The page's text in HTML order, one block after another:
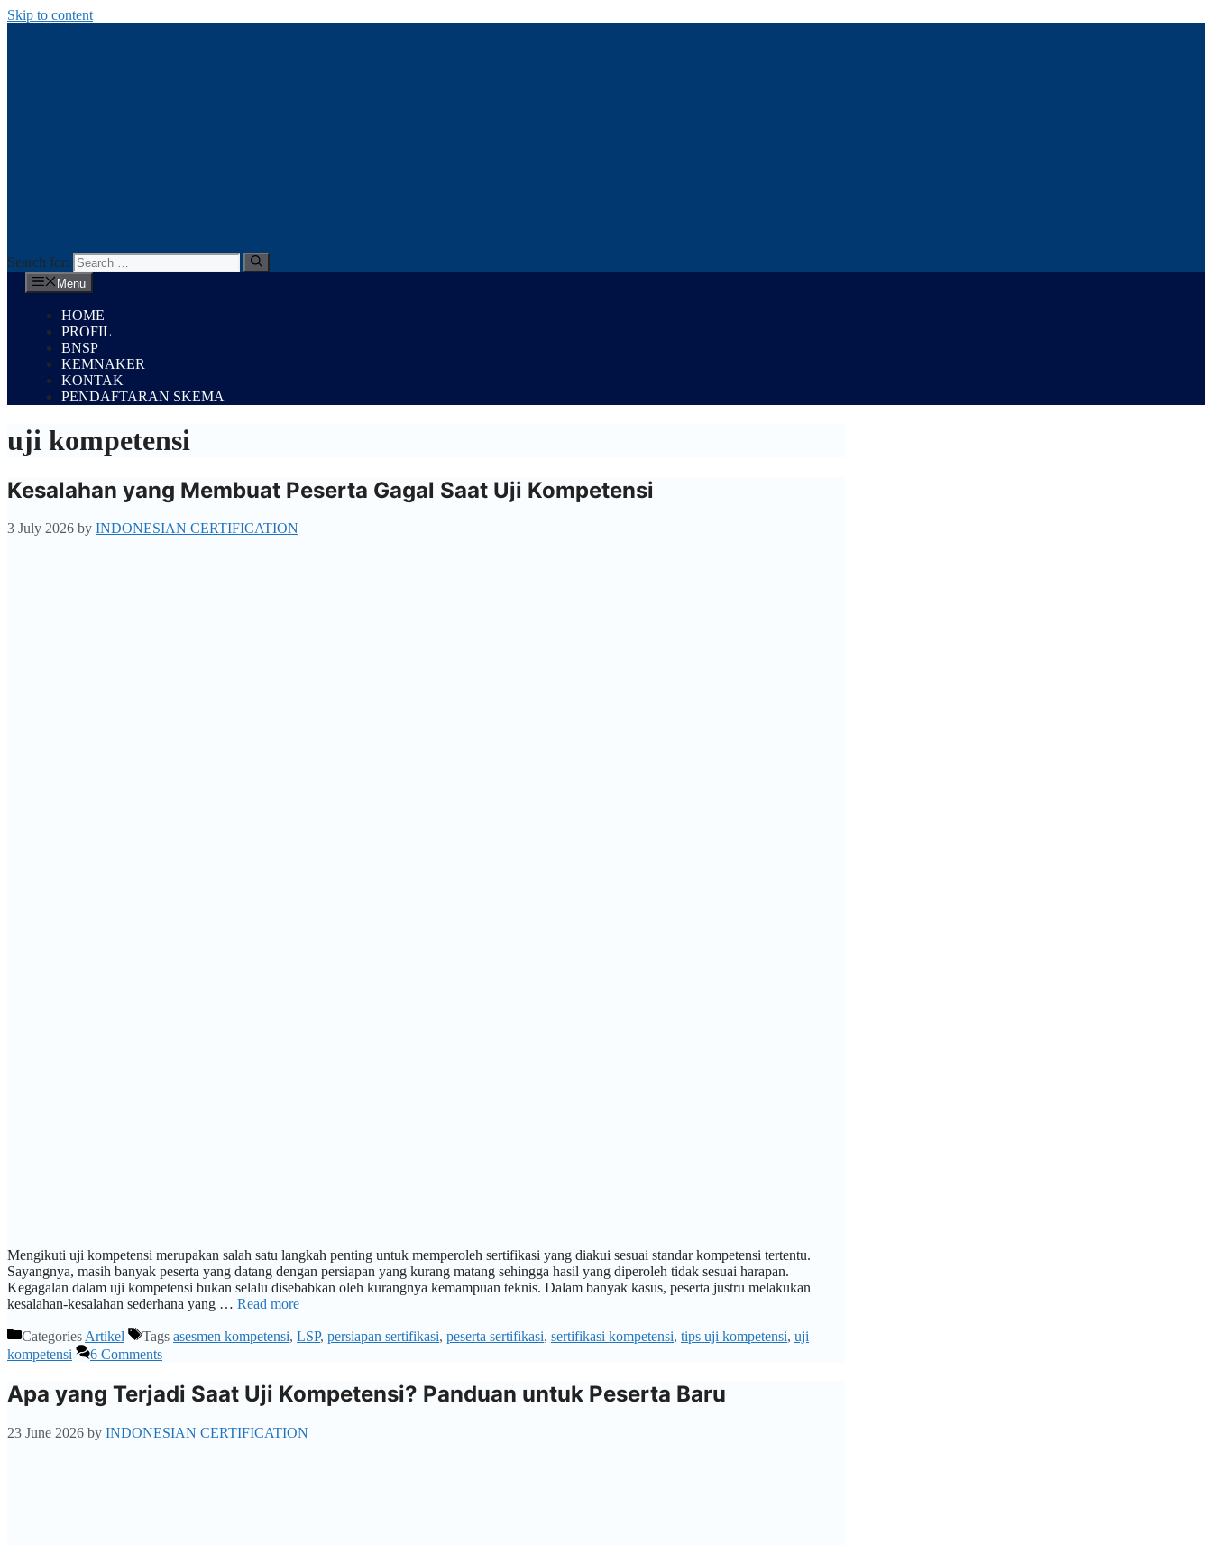
Skip to content
Search for:
Menu
HOME
PROFIL
BNSP
KEMNAKER
KONTAK
PENDAFTARAN SKEMA
uji kompetensi
Kesalahan yang Membuat Peserta Gagal Saat Uji Kompetensi
3 July 2026 by INDONESIAN CERTIFICATION
Mengikuti uji kompetensi merupakan salah satu langkah penting untuk memperoleh sertifikasi yang diakui sesuai standar kompetensi tertentu.
Sayangnya, masih banyak peserta yang datang dengan persiapan yang kurang matang sehingga hasil yang diperoleh tidak sesuai harapan.
Kegagalan dalam uji kompetensi bukan selalu disebabkan oleh kurangnya kemampuan teknis. Dalam banyak kasus, peserta justru melakukan
kesalahan-kesalahan sederhana yang … Read more
CategoriesArtikel Tags asesmen kompetensi, LSP, persiapan sertifikasi, peserta sertifikasi, sertifikasi kompetensi, tips uji kompetensi, uji
kompetensi
6 Comments
Apa yang Terjadi Saat Uji Kompetensi? Panduan untuk Peserta Baru
23 June 2026 by INDONESIAN CERTIFICATION